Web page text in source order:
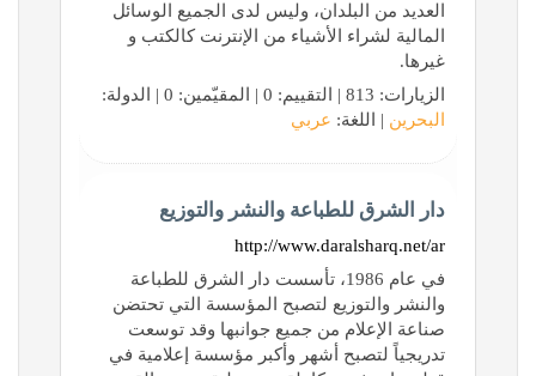
العديد من البلدان، وليس لدى الجميع الوسائل
المالية لشراء الأشياء من الإنترنت كالكتب و
غيرها.
الزيارات: 813 | التقييم: 0 | المقيّمين: 0 | الدولة:
البحرين | اللغة: عربي
دار الشرق للطباعة والنشر والتوزيع
http://www.daralsharq.net/ar
في عام 1986، تأسست دار الشرق للطباعة
والنشر والتوزيع لتصبح المؤسسة التي تحتضن
صناعة الإعلام من جميع جوانبها وقد توسعت
تدريجياً لتصبح أشهر وأكبر مؤسسة إعلامية في